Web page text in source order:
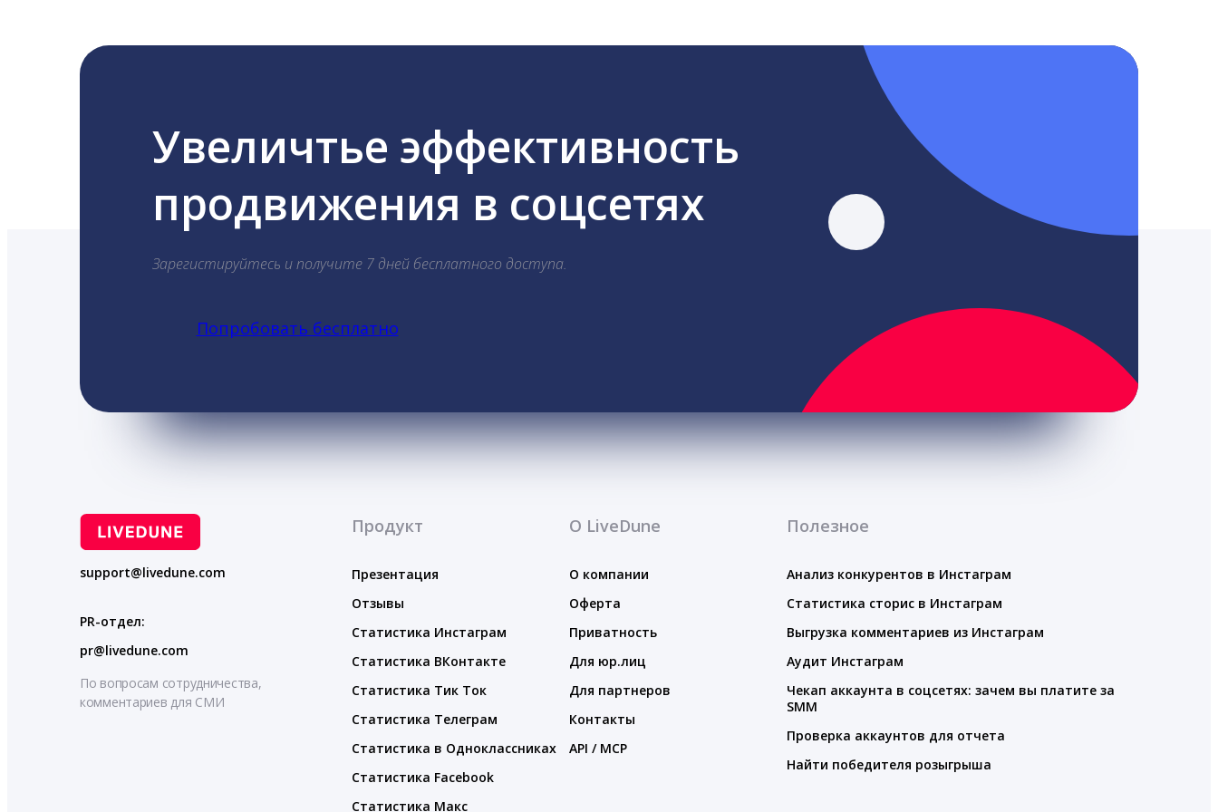
Увеличтье эффективность
продвижения в соцсетях
Зарегистируйтесь и получите 7 дней бесплатного доступа.
Попробовать бесплатно
support@livedune.com
PR-отдел:
pr@livedune.com
По вопросам сотрудничества,
комментариев для СМИ
Продукт
Презентация
Отзывы
Статистика Инстаграм
Статистика ВКонтакте
Статистика Тик Ток
Статистика Телеграм
Статистика в Одноклассниках
Статистика Facebook
Статистика Макс
О LiveDune
О компании
Оферта
Приватность
Для юр.лиц
Для партнеров
Контакты
API / MCP
Полезное
Анализ конкурентов в Инстаграм
Статистика сторис в Инстаграм
Выгрузка комментариев из Инстаграм
Аудит Инстаграм
Чекап аккаунта в соцсетях: зачем вы платите за
SMM
Проверка аккаунтов для отчета
Найти победителя розыгрыша